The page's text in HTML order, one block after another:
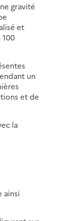
gravité
et
un
et de
la
ainsi